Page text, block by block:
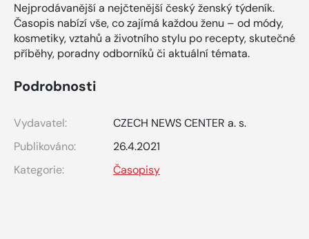
Nejprodávanější a nejčtenější český ženský týdeník.
Časopis nabízí vše, co zajímá každou ženu – od módy,
kosmetiky, vztahů a životního stylu po recepty, skutečné
příběhy, poradny odborníků či aktuální témata.
Podrobnosti
Vydavatel:
CZECH NEWS CENTER a. s.
Publikováno:
26.4.2021
Kategorie:
Časopisy